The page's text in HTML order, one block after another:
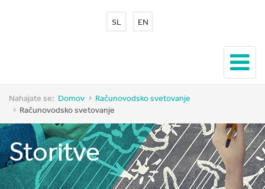
SL EN
Nahajate se: Domov
Računovodsko svetovanje
Računovodsko svetovanje
Storitve